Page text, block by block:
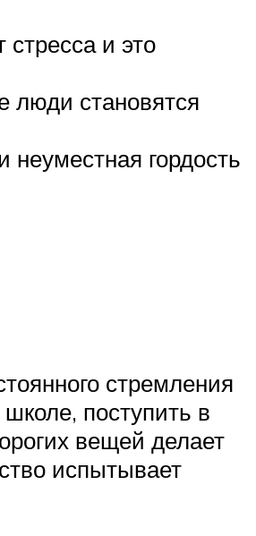
и это
люди становятся
неуместная гордость
стремления
поступить в
вещей делает
испытывает